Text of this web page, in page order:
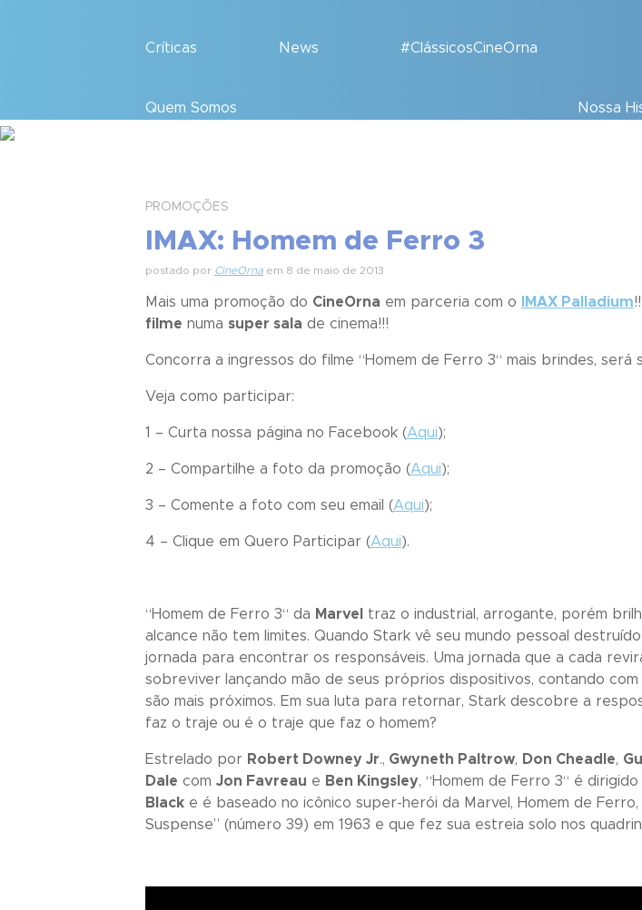
Críticas News #ClássicosCineOrna
Quem Somos Nossa
PROMOÇÕES
IMAX: Homem de Ferro 3
postado por CineOrna em 8 de maio de 2013
Mais uma promoção do CineOrna em parceria com o IMAX Palladium
filme numa super sala de cinema!!!
Concorra a ingressos do filme “Homem de Ferro 3“ mais brindes, será
Veja como participar:
1 – Curta nossa página no Facebook (Aqui);
2 – Compartilhe a foto da promoção (Aqui);
3 – Comente a foto com seu email (Aqui);
4 – Clique em Quero Participar (Aqui).
“Homem de Ferro 3“ da Marvel
traz o industrial, arrogante, porém
alcance não tem limites. Quando Stark vê seu mundo pessoal
jornada para encontrar os responsáveis. Uma jornada que a cada
sobreviver lançando mão de seus próprios dispositivos, contando
são mais próximos. Em sua luta para retornar, Stark descobre a
faz o traje ou é o traje que faz o homem?
Estrelado por Robert Downey Jr., Gwyneth Paltrow, Don Cheadle,
Dale com Jon Favreau e Ben Kingsley, “Homem de Ferro 3“ é
Black e é baseado no icônico super-herói da Marvel, Homem de
Suspense” (número 39) em 1963 e que fez sua estreia solo nos